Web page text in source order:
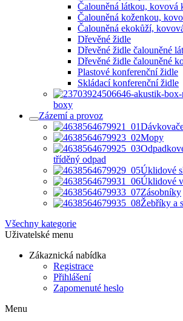
Čalouněná látkou, kovová
Čalouněná koženkou,
Čalouněná ekokůží,
Dřevěné židle
Dřevěné židle čalouněné
Dřevěné židle čalouněné
Plastové konferenční židle
Skládací konferenční židle
boxy
Zázemí a provoz
Mopy
tříděný odpad
Úklidové
Úklidové
Zásobníky
Žebříky a
Všechny kategorie
Uživatelské menu
Zákaznická nabídka
Registrace
Přihlášení
Zapomenuté heslo
Menu